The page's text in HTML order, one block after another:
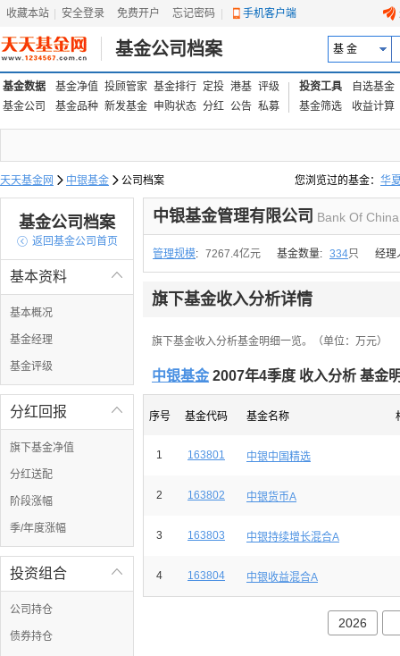
收藏本站 安全登录 免费开户 忘记密码 手机客户端
基金公司档案 基 金
基金数据 基金净值 投顾管家 基金排行 定投 港基 评级
基金公司
基金品种 新发基金 申购状态 分红 公告 私募
投资工具
自选基金
基金筛选
收益计算
天天基金网  中银基金  公司档案 您浏览过的基金： 华
易方达上证中盘ETF联
基金公司档案
 返回基金公司首页

基本资料
基本概况
基金经理
基金评级

分红回报
旗下基金净值
分红送配
阶段涨幅
季/年度涨幅

投资组合
公司持仓
债券持仓
中银基金管理有限公司 Bank Of
管理规模: 7267.4亿元 基金数量: 334只 经理
旗下基金收入分析详情
旗下基金收入分析基金明细一览。（单位：万元）
中银基金 2007年4季度 收入分析 基金
序号 基金代码 基金名称
1 163801 中银中国精选
2 163802 中银货币A
3 163803 中银持续增长混合A
4 163804 中银收益混合A
2026